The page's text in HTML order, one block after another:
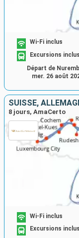
Wi-Fi inclus
Excursions
Départ de
mer. 26 août
SUISSE,
8 jours, AmaCerto
Wi-Fi inclus
Excursions